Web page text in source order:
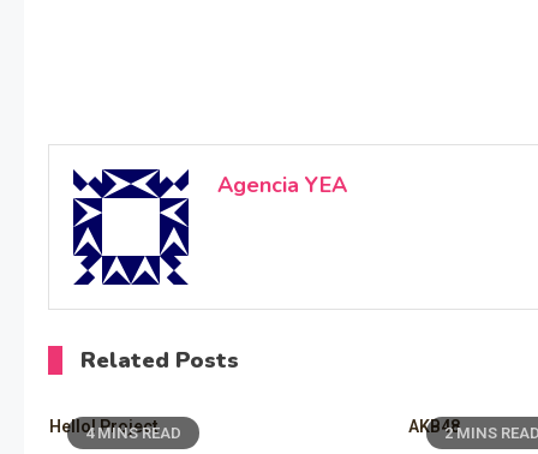
Agencia YEA
Related Posts
4 MINS READ
Hello! Project 2 MINS READ
AKB48